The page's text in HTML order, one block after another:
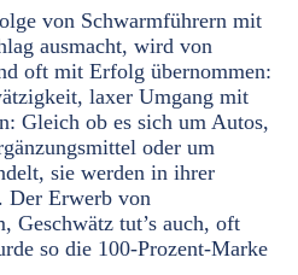
von Schwarmführern mit
ausmacht, wird von
oft mit Erfolg übernommen:
laxer Umgang mit
Gleich ob es sich um Autos,
oder um
sie werden in ihrer
Der Erwerb von
Geschwätz tut’s auch, oft
so die 100-Prozent-Marke